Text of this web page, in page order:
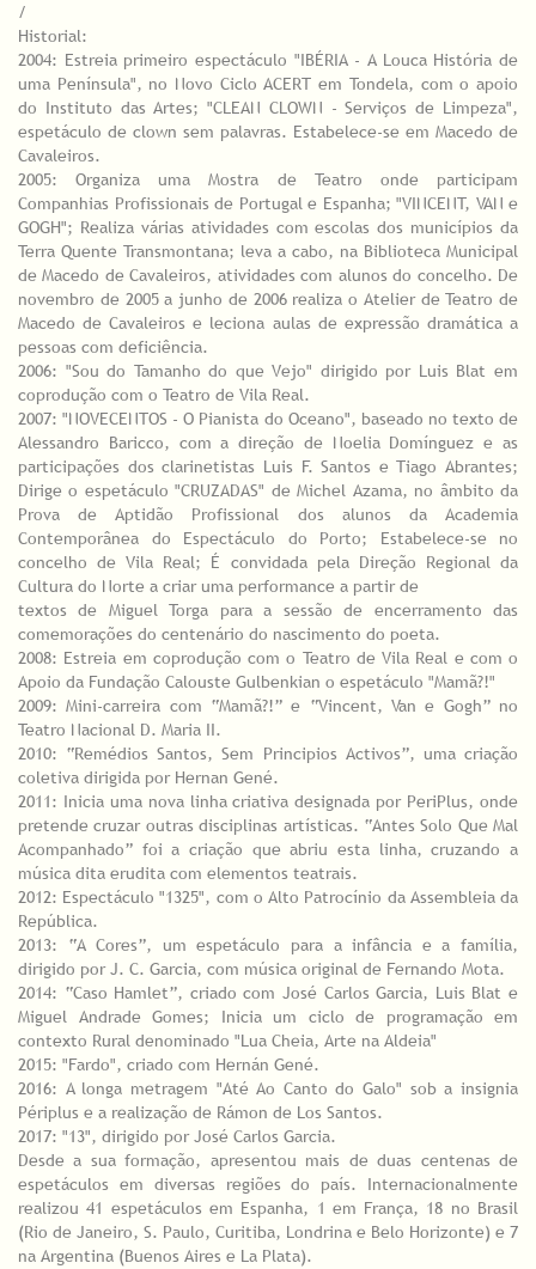
/
Historial:
2004: Estreia primeiro espectáculo "IBÉRIA - A Louca História de
uma Península", no Novo Ciclo ACERT em Tondela, com o apoio
do Instituto das Artes; "CLEAN CLOWN - Serviços de Limpeza",
espetáculo de clown sem palavras. Estabelece-se em Macedo de
Cavaleiros.
2005: Organiza uma Mostra de Teatro onde participam
Companhias Profissionais de Portugal e Espanha; "VINCENT, VAN e
GOGH"; Realiza várias atividades com escolas dos municípios da
Terra Quente Transmontana; leva a cabo, na Biblioteca Municipal
de Macedo de Cavaleiros, atividades com alunos do concelho. De
novembro de 2005 a junho de 2006 realiza o Atelier de Teatro de
Macedo de Cavaleiros e leciona aulas de expressão dramática a
pessoas com deficiência.
2006: "Sou do Tamanho do que Vejo" dirigido por Luis Blat em
coprodução com o Teatro de Vila Real.
2007: "NOVECENTOS - O Pianista do Oceano", baseado no texto de
Alessandro Baricco, com a direção de Noelia Domínguez e as
participações dos clarinetistas Luis F. Santos e Tiago Abrantes;
Dirige o espetáculo "CRUZADAS" de Michel Azama, no âmbito da
Prova de Aptidão Profissional dos alunos da Academia
Contemporânea do Espectáculo do Porto; Estabelece-se no
concelho de Vila Real; É convidada pela Direção Regional da
Cultura do Norte a criar uma performance a partir de
textos de Miguel Torga para a sessão de encerramento das
comemorações do centenário do nascimento do poeta.
2008: Estreia em coprodução com o Teatro de Vila Real e com o
Apoio da Fundação Calouste Gulbenkian o espetáculo "Mamã?!"
2009: Mini-carreira com “Mamã?!” e “Vincent, Van e Gogh” no
Teatro Nacional D. Maria II.
2010: “Remédios Santos, Sem Principios Activos”, uma criação
coletiva dirigida por Hernan Gené.
2011: Inicia uma nova linha criativa designada por PeriPlus, onde
pretende cruzar outras disciplinas artísticas. “Antes Solo Que Mal
Acompanhado” foi a criação que abriu esta linha, cruzando a
música dita erudita com elementos teatrais.
2012: Espectáculo "1325", com o Alto Patrocínio da Assembleia da
República.
2013: “A Cores”, um espetáculo para a infância e a família,
dirigido por J. C. Garcia, com música original de Fernando Mota.
2014: “Caso Hamlet”, criado com José Carlos Garcia, Luis Blat e
Miguel Andrade Gomes; Inicia um ciclo de programação em
contexto Rural denominado "Lua Cheia, Arte na Aldeia"
2015: "Fardo", criado com Hernán Gené.
2016: A longa metragem "Até Ao Canto do Galo" sob a insignia
Périplus e a realização de Rámon de Los Santos.
2017: "13", dirigido por José Carlos Garcia.
Desde a sua formação, apresentou mais de duas centenas de
espetáculos em diversas regiões do país. Internacionalmente
realizou 41 espetáculos em Espanha, 1 em França, 18 no Brasil
(Rio de Janeiro, S. Paulo, Curitiba, Londrina e Belo Horizonte) e 7
na Argentina (Buenos Aires e La Plata).